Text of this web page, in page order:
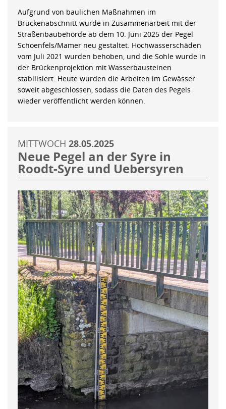
Aufgrund von baulichen Maßnahmen im
Brückenabschnitt wurde in Zusammenarbeit mit der
Straßenbaubehörde ab dem 10. Juni 2025 der Pegel
Schoenfels/Mamer neu gestaltet. Hochwasserschäden
vom Juli 2021 wurden behoben, und die Sohle wurde in
der Brückenprojektion mit Wasserbausteinen
stabilisiert. Heute wurden die Arbeiten im Gewässer
soweit abgeschlossen, sodass die Daten des Pegels
wieder veröffentlicht werden können.
MITTWOCH 28.05.2025
Neue Pegel an der Syre in
Roodt-Syre und Uebersyren